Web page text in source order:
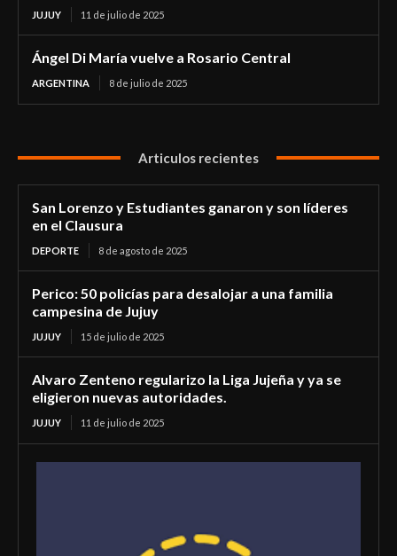
JUJUY 11 de julio de 2025
Ángel Di María vuelve a Rosario Central
ARGENTINA 8 de julio de 2025
Articulos recientes
San Lorenzo y Estudiantes ganaron y son líderes
en el Clausura
DEPORTE 8 de agosto de 2025
Perico: 50 policías para desalojar a una familia
campesina de Jujuy
JUJUY 15 de julio de 2025
Alvaro Zenteno regularizo la Liga Jujeña y ya se
eligieron nuevas autoridades.
JUJUY 11 de julio de 2025